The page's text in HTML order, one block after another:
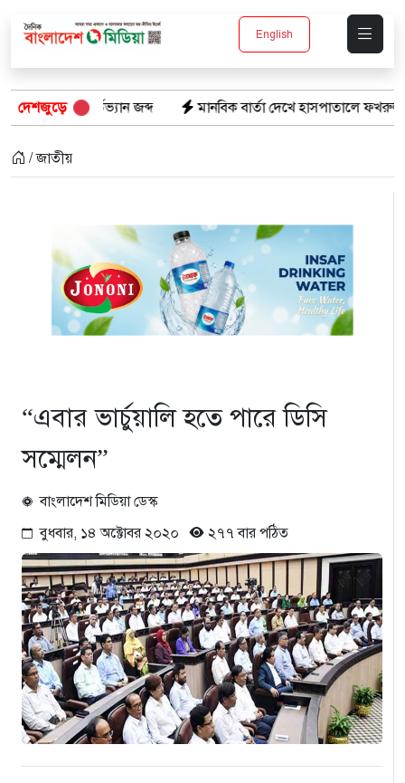
English
দেশজুড়ে
জব্দ মানবিক বার্তা দেখে হাসপাতালে ফখরুল ইসলাম খান
/ জাতীয়
“এবার ভার্চুয়ালি হতে পারে ডিসি
সম্মেলন”
বাংলাদেশ মিডিয়া ডেস্ক
বুধবার, ১৪ অক্টোবর ২০২০
২৭৭ বার পঠিত